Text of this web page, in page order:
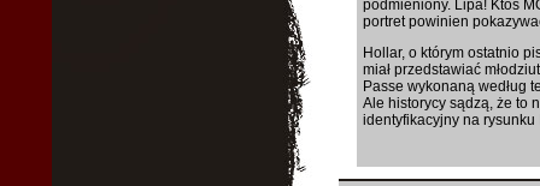
podmieniony. Lipa! Ktoś
portret powinien
Hollar, o którym ostatnio
miał przedstawiać
Passe wykonaną według
Ale historycy sądzą, że to
identyfikacyjny na rysunku